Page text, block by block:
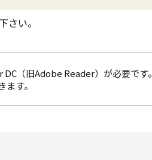
い。
（旧Adobe Reader）が必要です。
す。